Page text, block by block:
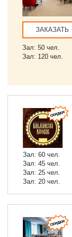
ЗАКАЗАТЬ
Зал: 50 чел.
Зал: 120 чел.
Зал: 60 чел.
Зал: 45 чел.
Зал: 25 чел.
Зал: 20 чел.